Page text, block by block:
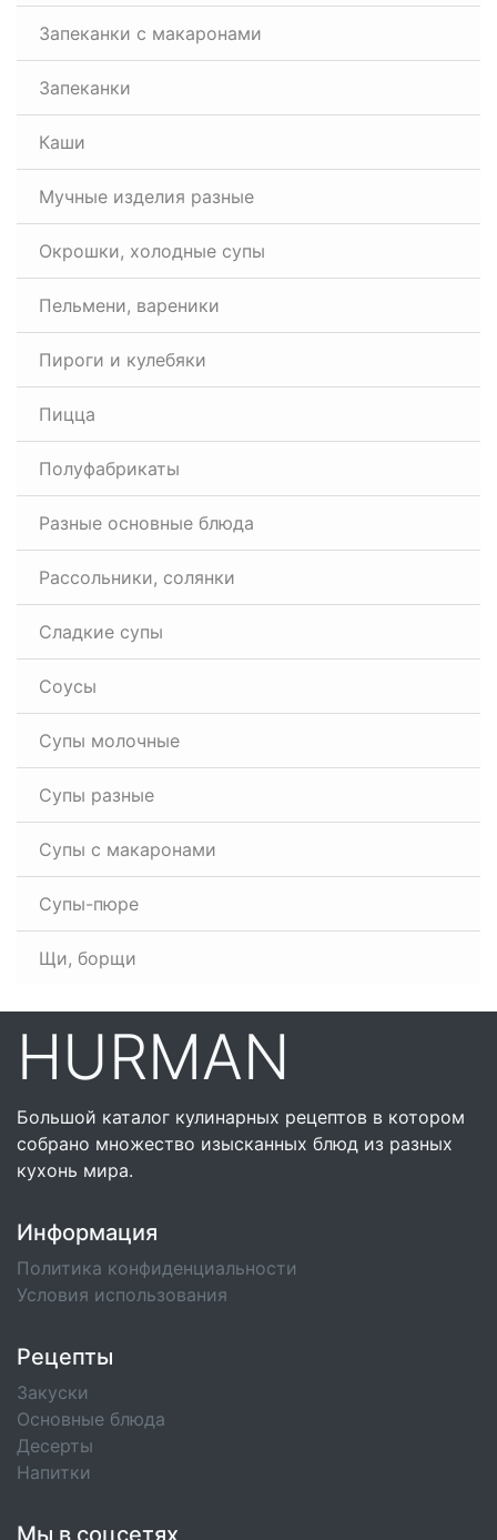
Запеканки с макаронами
Запеканки
Каши
Мучные изделия разные
Окрошки, холодные супы
Пельмени, вареники
Пироги и кулебяки
Пицца
Полуфабрикаты
Разные основные блюда
Рассольники, солянки
Сладкие супы
Соусы
Супы молочные
Супы разные
Супы с макаронами
Супы-пюре
Щи, борщи
HURMAN
Большой каталог кулинарных рецептов в котором
собрано множество изысканных блюд из разных
кухонь мира.
Информация
Политика конфиденциальности
Условия использования
Рецепты
Закуски
Основные блюда
Десерты
Напитки
Мы в соцсетях